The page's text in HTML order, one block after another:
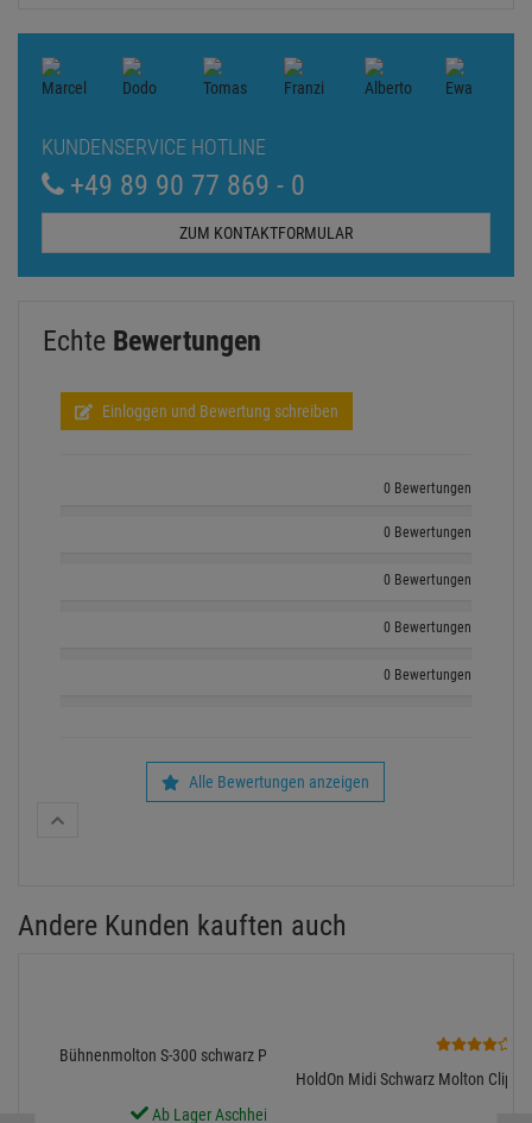
KUNDENSERVICE HOTLINE
+49 89 90 77 869 - 0
ZUM KONTAKTFORMULAR
Echte Bewertungen
Einloggen und Bewertung schreiben
0 Bewertungen
0 Bewertungen
0 Bewertungen
0 Bewertungen
0 Bewertungen
Alle Bewertungen anzeigen
Andere Kunden kauften auch
Bühnenmolton S-300 schwarz Profi pro lfm / 3 m breit
Ab Lager Aschheim lieferbar
HoldOn Midi Schwarz Molton Clip,